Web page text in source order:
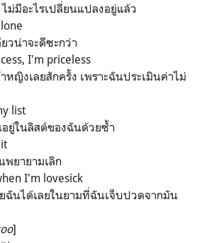
ม่มีอะไรเปลี่ยนแปลงอยู่แล้ว
วน่าจะดีซะกว่า
I'm priceless
หญิงเลยสักครั้ง เพราะฉันประเมินค่าไม่
list
อยู่ในลิสต์ของฉันด้วยซ้ำ
ยายามเลิก
I'm lovesick
นได้เลยในยามที่ฉันเจ็บปวดจากมัน
]